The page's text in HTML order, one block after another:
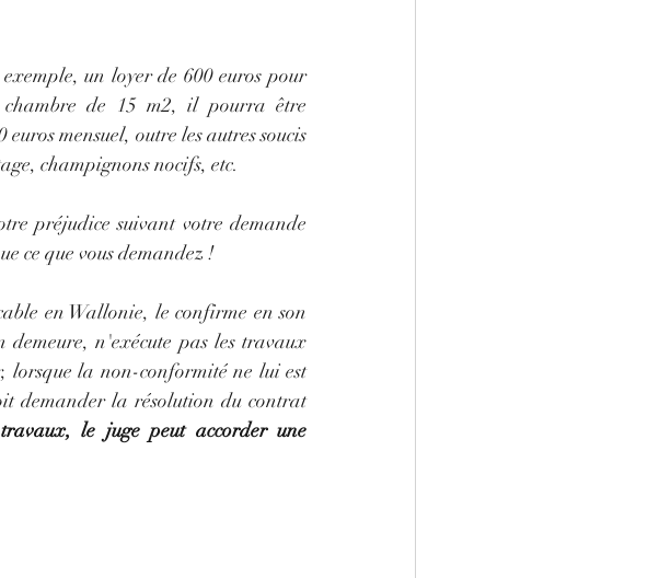
un loyer de 600 euros pour
de 15 m2, il pourra être
mensuel, outre les autres soucis
champignons nocifs, etc.
préjudice suivant votre demande
ce que vous demandez !
en Wallonie, le confirme en son
n'exécute pas les travaux
lorsque la non-conformité ne lui est
demander la résolution du contrat
le juge peut accorder une